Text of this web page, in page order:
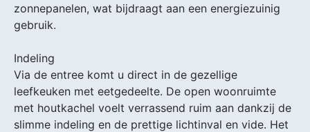
zonnepanelen, wat bijdraagt aan een energiezuinig
gebruik.
Indeling
Via de entree komt u direct in de gezellige
leefkeuken met eetgedeelte. De open woonruimte
met houtkachel voelt verrassend ruim aan dankzij de
slimme indeling en de prettige lichtinval en vide. Het